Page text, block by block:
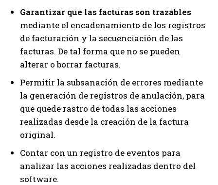
Garantizar que las facturas son trazables
mediante el encadenamiento de los registros
de facturación y la secuenciación de las
facturas. De tal forma que no se pueden
alterar o borrar facturas.
Permitir la subsanación de errores mediante
la generación de registros de anulación, para
que quede rastro de todas las acciones
realizadas desde la creación de la factura
original.
Contar con un registro de eventos para
analizar las acciones realizadas dentro del
software.